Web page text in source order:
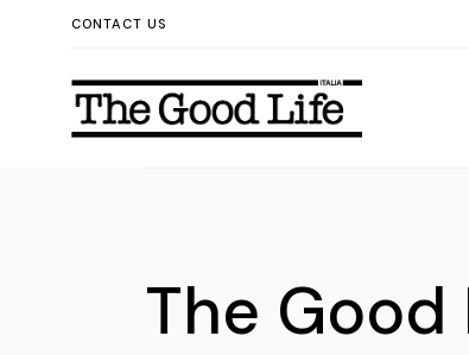
CONTACT US
The Good